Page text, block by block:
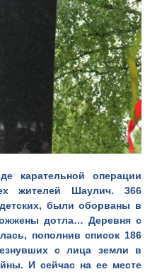
карательной операции
жителей Шаулич. 366
были оборваны в
дотла… Деревня с
пополнив список 186
с лица земли в
И сейчас на ее месте